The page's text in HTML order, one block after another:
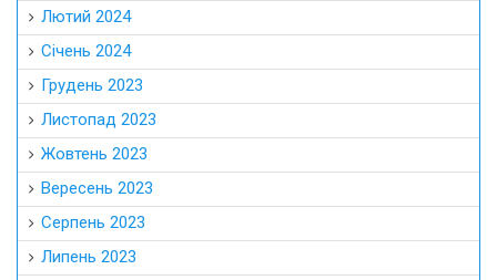
Лютий 2024
Січень 2024
Грудень 2023
Листопад 2023
Жовтень 2023
Вересень 2023
Серпень 2023
Липень 2023